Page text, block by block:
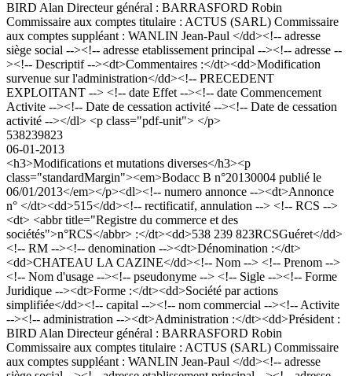
BIRD Alan Directeur général : BARRASFORD Robin
Commissaire aux comptes titulaire : ACTUS (SARL) Commissaire
aux comptes suppléant : WANLIN Jean-Paul </dd><!-- adresse
siège social --><!-- adresse etablissement principal --><!-- adresse --
><!-- Descriptif --><dt>Commentaires :</dt><dd>Modification
survenue sur l'administration</dd><!-- PRECEDENT
EXPLOITANT --> <!-- date Effet --><!-- date Commencement
Activite --><!-- Date de cessation activité --><!-- Date de cessation
activité --></dl> <p class="pdf-unit"> </p>
538239823
06-01-2013
<h3>Modifications et mutations diverses</h3><p
class="standardMargin"><em>Bodacc B n°20130004 publié le
06/01/2013</em></p><dl><!-- numero annonce --><dt>Annonce
n° </dt><dd>515</dd><!-- rectificatif, annulation --> <!-- RCS -->
<dt> <abbr title="Registre du commerce et des
sociétés">n°RCS</abbr> :</dt><dd>538 239 823RCSGuéret</dd>
<!-- RM --><!-- denomination --><dt>Dénomination :</dt>
<dd>CHATEAU LA CAZINE</dd><!-- Nom --> <!-- Prenom -->
<!-- Nom d'usage --><!-- pseudonyme --> <!-- Sigle --><!-- Forme
Juridique --><dt>Forme :</dt><dd>Société par actions
simplifiée</dd><!-- capital --><!-- nom commercial --><!-- Activite
--><!-- administration --><dt>Administration :</dt><dd>Président :
BIRD Alan Directeur général : BARRASFORD Robin
Commissaire aux comptes titulaire : ACTUS (SARL) Commissaire
aux comptes suppléant : WANLIN Jean-Paul </dd><!-- adresse